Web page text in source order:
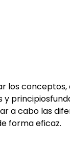
los conceptos,
a cabo las
forma eficaz.